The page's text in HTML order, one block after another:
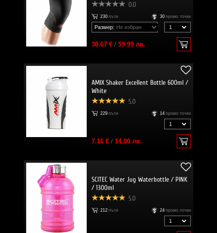
0.0
230 пъти 30 промо точки
Размер:
30.67 €/ 59.99 лв.
AMIX Shaker Excellent Bottle 600ml /
White
5.0
229 пъти 14 промо точки
7.16 €/ 14.00 лв.
SCITEC Water Jug Waterbottle / PINK
/ 1300ml
5.0
212 пъти 24 промо точки